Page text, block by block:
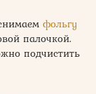
фольгу
палочкой.
подчистить